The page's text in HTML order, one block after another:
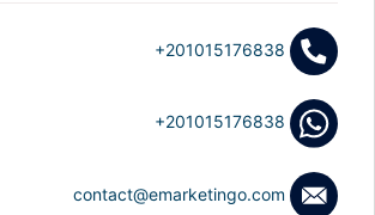
+201015176838
+201015176838
contact@emarketingo.com